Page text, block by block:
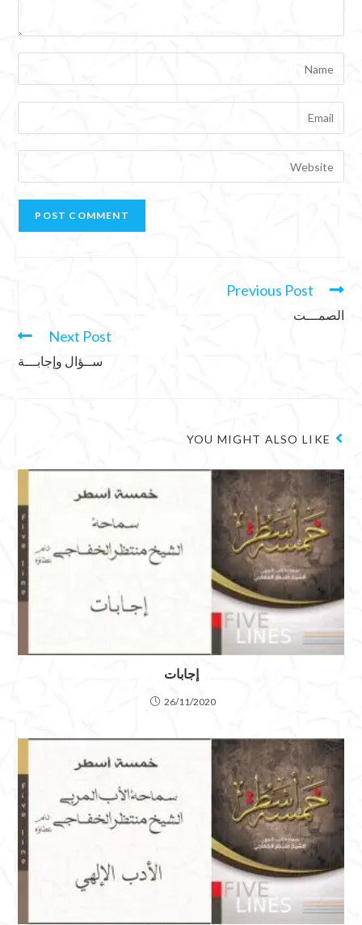
Previous Post
الصمـــت
Next Post
ســؤال وإجابـــة
YOU MIGHT ALSO LIKE
إجابات
26/11/2020